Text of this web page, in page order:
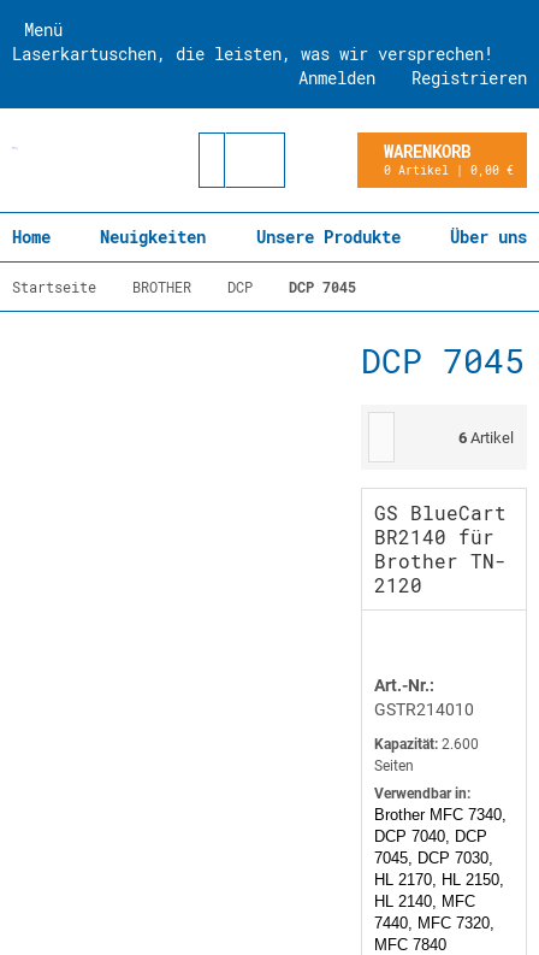
Menü
Laserkartuschen, die leisten, was wir versprechen!
Registrieren
Anmelden
WARENKORB
0 Artikel | 0,00 €
Home Neuigkeiten Unsere Produkte Über uns
Startseite BROTHER DCP DCP 7045
DCP 7045
6 Artikel
GS BlueCart
BR2140 für
Brother TN-
2120
Art.-Nr.:
GSTR214010
Kapazität: 2.600
Seiten
Verwendbar in:
Brother MFC 7340,
DCP 7040, DCP
7045, DCP 7030,
HL 2170, HL 2150,
HL 2140, MFC
7440, MFC 7320,
MFC 7840